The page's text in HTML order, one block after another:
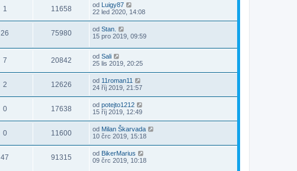
1 11658 od Luigy87
22 led 2020, 14:08
26 75980 od Stan.
15 pro 2019, 09:59
7 20842 od Sali
25 lis 2019, 20:25
2 12626 od 11roman11
24 říj 2019, 21:57
0 17638 od potejto1212
15 říj 2019, 12:49
0 11600 od Milan Škarvada
10 črc 2019, 15:18
47 91315 od BikerMarius
09 črc 2019, 10:18